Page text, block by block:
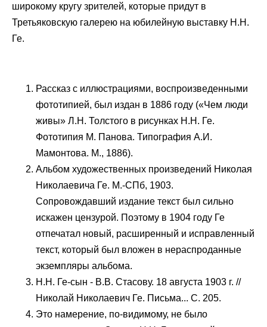
широкому кругу зрителей, которые придут в
Третьяковскую галерею на юбилейную выставку Н.Н.
Ге.
Рассказ с иллюстрациями, воспроизведенными
фототипией, был издан в 1886 году («Чем люди
живы» Л.Н. Толстого в рисунках Н.Н. Ге.
Фототипия М. Панова. Типография А.И.
Мамонтова. М., 1886).
Альбом художественных произведений Николая
Николаевича Ге. М.-СПб, 1903.
Сопровождавший издание текст был сильно
искажен цензурой. Поэтому в 1904 году Ге
отпечатал новый, расширенный и исправленный
текст, который был вложен в нераспроданные
экземпляры альбома.
Н.Н. Ге-сын - В.В. Стасову. 18 августа 1903 г. //
Николай Николаевич Ге. Письма... С. 205.
Это намерение, по-видимому, не было